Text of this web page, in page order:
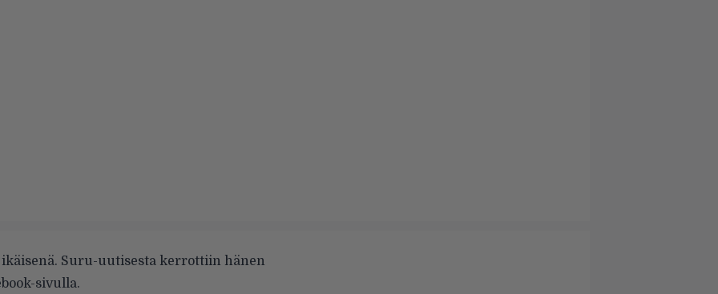
Suru-uutisesta kerrottiin hänen
sivulla.